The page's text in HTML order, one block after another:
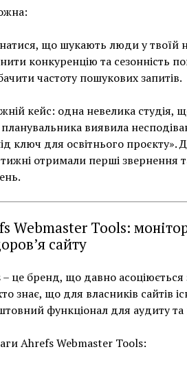
що шукають люди у твоїй
конкуренцію та сезонність
частоту пошукових запитів.
кейс: одна невелика студія,
виявила
ключ для освітнього проєкту».
тижні отримали перші звернення
Webmaster Tools:
сайту
це бренд, що давно
знає, що для власників сайтів
функціонал для аудиту та
Ahrefs Webmaster Tools: